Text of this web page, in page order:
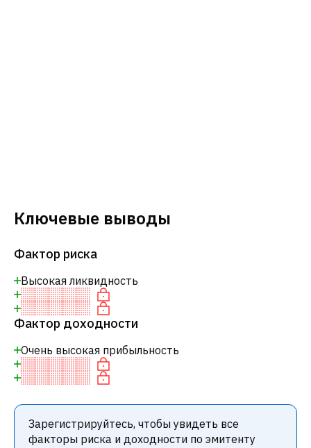
Ключевые выводы
Фактор риска
Высокая ликвидность
Фактор доходности
Очень высокая прибыльность
Зарегистрируйтесь, чтобы увидеть все
факторы риска и доходности по эмитенту